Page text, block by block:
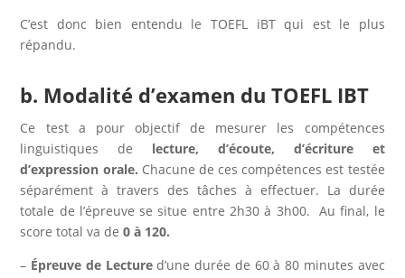
C’est donc bien entendu le TOEFL iBT qui est le plus
répandu.
b. Modalité d’examen du TOEFL IBT
Ce test a pour objectif de mesurer les compétences
linguistiques de lecture, d’écoute, d’écriture et
d’expression orale. Chacune de ces compétences est testée
séparément à travers des tâches à effectuer. La durée
totale de l’épreuve se situe entre 2h30 à 3h00. Au final, le
score total va de 0 à 120.
– Épreuve de Lectured’une durée de 60 à 80 minutes avec